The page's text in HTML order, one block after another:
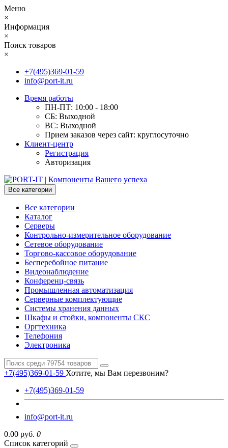
Меню
×
Информация
×
Поиск товаров
×
+7(495)369-01-59
info@port-it.ru
Время работы
ПН-ПТ: 10:00 - 18:00
СБ: Выходной
ВС: Выходной
Прием заказов через сайт: круглосуточно
Клиент-центр
Регистрация
Авторизация
Все категории
Все категории
Каталог
Серверы
Контрольно-измерительное оборудование
Сетевое оборудование
Торгово-кассовое оборудование
Бесперебойное питание
Видеонаблюдение
Конференц-связь
Промышленная автоматизация
Серверные комплектующие
Системы хранения данных
Шкафы и стойки, компоненты СКС
Оргтехника
Телефония
Электроника
+7(495)369-01-59 Хотите, мы Вам перезвоним?
+7(495)369-01-59
info@port-it.ru
0.00 руб. 0
Список категорий